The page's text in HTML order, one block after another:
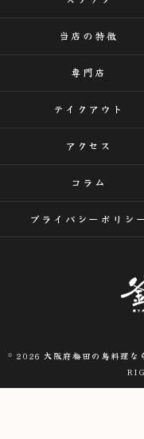
当店の特徴
専門店
テイクアウト
アクセス
コラム
プライバシーポリシ
© 2026 大阪府梅田の鳥料理な